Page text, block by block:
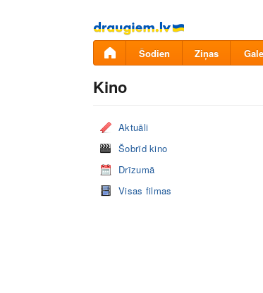
Pāriet
uz
saturu
Šodien Ziņas
Kino
Aktuāli
Šobrīd kino
Drīzumā
Visas filmas